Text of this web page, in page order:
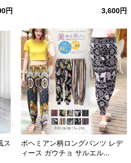
円 3,600円
ス
ボヘミアン柄ロングパンツ レデ
ィース ガウチョ サルエル...